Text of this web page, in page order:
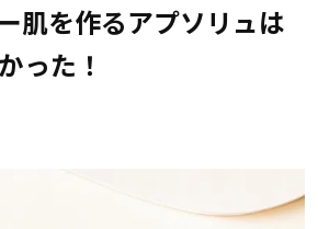
肌を作るアプソリュは
った！